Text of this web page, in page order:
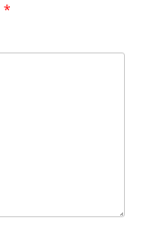
*